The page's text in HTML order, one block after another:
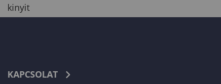
kinyit
KAPCSOLAT